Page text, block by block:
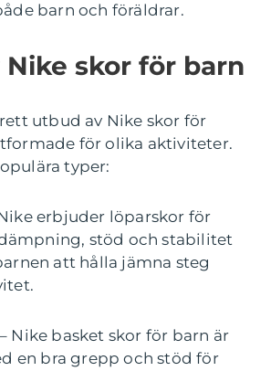
barn och föräldrar.
Nike skor för barn
utbud av Nike skor för
för olika aktiviteter.
typer:
erbjuder löparskor för
stöd och stabilitet
att hålla jämna steg
Nike basket skor för barn är
en bra grepp och stöd för